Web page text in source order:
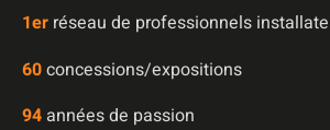
1er réseau de professionnels
60concessions/expositions
94 années de passion